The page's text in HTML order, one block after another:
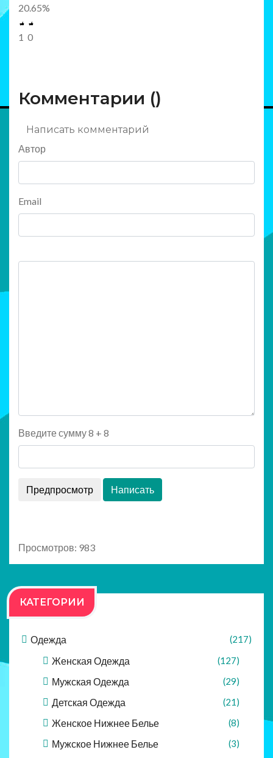
20.65%
1 0
Комментарии ()
Написать комментарий
Автор
Email
Введите сумму 8 + 8
Просмотров: 983
КАТЕГОРИИ
Одежда (217)
Женская Одежда (127)
Мужская Одежда (29)
Детская Одежда (21)
Женское Нижнее Белье (8)
Мужское Нижнее Белье (3)